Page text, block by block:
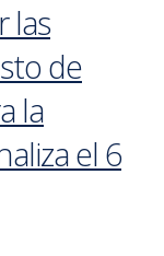
las
de
la
el 6